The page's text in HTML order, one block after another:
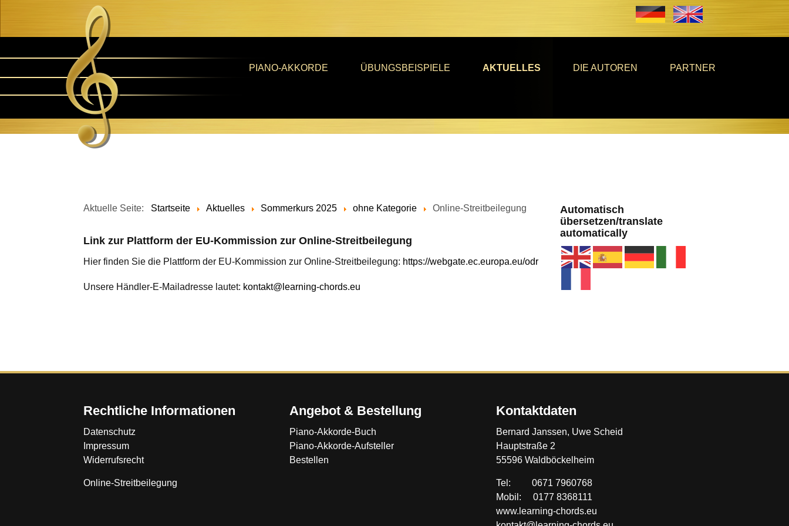
PIANO-AKKORDE ÜBUNGSBEISPIELE AKTUELLES DIE AUTOREN PARTNER
Aktuelle Seite: Startseite Aktuelles Sommerkurs 2025 ohne Kategorie Online-Streitbeilegung
Link zur Plattform der EU-Kommission zur Online-Streitbeilegung
Hier finden Sie die Plattform der EU-Kommission zur Online-Streitbeilegung: https://webgate.ec.europa.eu/odr
Unsere Händler-E-Mailadresse lautet: kontakt@learning-chords.eu
Automatisch
übersetzen/translate
automatically
Rechtliche Informationen
Datenschutz
Impressum
Widerrufsrecht
Online-Streitbeilegung
Angebot & Bestellung
Piano-Akkorde-Buch
Piano-Akkorde-Aufsteller
Bestellen
Kontaktdaten
Bernard Janssen, Uwe Scheid
Hauptstraße 2
55596 Waldböckelheim
Tel: 0671 7960768
Mobil: 0177 8368111
www.learning-chords.eu